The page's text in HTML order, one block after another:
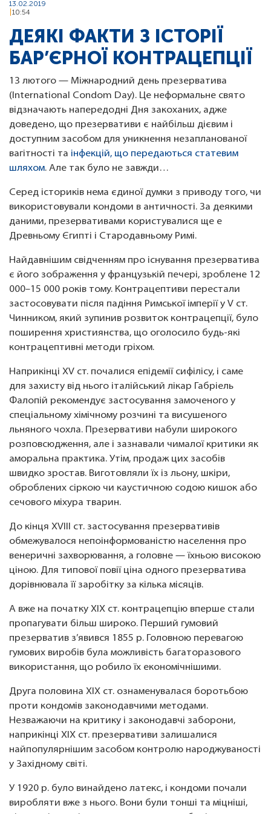
13.02.2019
10:54
ДЕЯКІ ФАКТИ З ІСТОРІЇ
БАР’ЄРНОЇ КОНТРАЦЕПЦІЇ
13 лютого — Міжнародний день презерватива
(International Condom Day). Це неформальне свято
відзначають напередодні Дня закоханих, адже
доведено, що презервативи є найбільш дієвим і
доступним засобом для уникнення незапланованої
вагітності та інфекцій, що передаються статевим
шляхом. Але так було не завжди…
Серед істориків нема єдиної думки з приводу того, чи
використовували кондоми в античності. За деякими
даними, презервативами користувалися ще e
Древньому Єгипті і Стародавньому Римі.
Найдавнішим свідченням про існування презерватива
є його зображення у французькій печері, зроблене 12
000–15 000 років тому. Контрацептиви перестали
застосовувати після падіння Римської імперії у V ст.
Чинником, який зупинив розвиток контрацепції, було
поширення християнства, що оголосило будь-які
контрацептивні методи гріхом.
Наприкінці XV ст. почалися епідемії сифілісу, і саме
для захисту від нього італійський лікар Габріель
Фалопій рекомендує застосування замоченого у
спеціальному хімічному розчині та висушеного
льняного чохла. Презервативи набули широкого
розповсюдження, але і зазнавали чималої критики як
аморальна практика. Утім, продаж цих засобів
швидко зростав. Виготовляли їх із льону, шкіри,
оброблених сіркою чи каустичною содою кишок або
сечового міхура тварин.
До кінця XVIII ст. застосування презервативів
обмежувалося непоінформованістю населення про
венеричні захворювання, а головне — їхньою високою
ціною. Для типової повії ціна одного презерватива
дорівнювала її заробітку за кілька місяців.
А вже на початку XIX ст. контрацепцію вперше стали
пропагувати більш широко. Перший гумовий
презерватив з’явився 1855 р. Головною перевагою
гумових виробів була можливість багаторазового
використання, що робило їх економічнішими.
Друга половина XIX ст. ознаменувалася боротьбою
проти кондомів законодавчими методами.
Незважаючи на критику і законодавчі заборони,
наприкінці XIX ст. презервативи залишалися
найпопулярнішим засобом контролю народжуваності
у Західному світі.
У 1920 р. було винайдено латекс, і кондоми почали
виробляти вже з нього. Вони були тонші та міцніші,